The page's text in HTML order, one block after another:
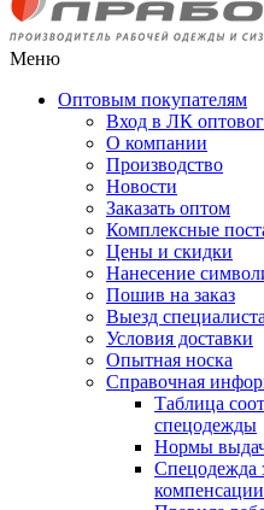
Меню
Оптовым покупателям
Вход в ЛК
О компании
Производство
Новости
Заказать оптом
Комплексные
Цены и скидки
Нанесение
Пошив на заказ
Выезд специалиста
Условия доставки
Опытная носка
Справочная
Таблица
спецодежды
Нормы
Спецодежда
компенсации